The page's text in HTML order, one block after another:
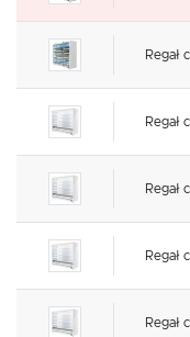
Regał
Regał
Regał
Regał
Regał